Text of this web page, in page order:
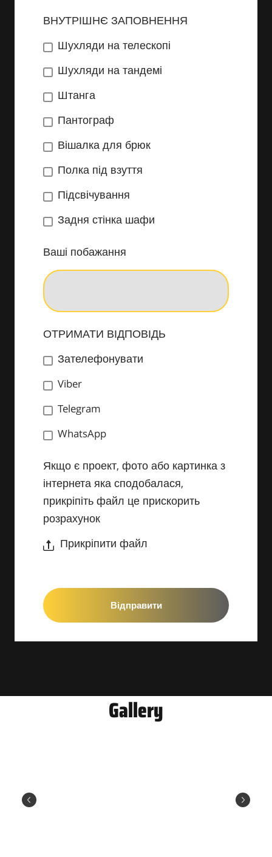
ВНУТРІШНЄ ЗАПОВНЕННЯ
Шухляди на телескопі
Шухляди на тандемі
Штанга
Пантограф
Вішалка для брюк
Полка під взуття
Підсвічування
Задня стінка шафи
Ваші побажання
ОТРИМАТИ ВІДПОВІДЬ
Зателефонувати
Viber
Telegram
WhatsApp
Якщо є проект, фото або картинка з
інтернета яка сподобалася,
прикріпіть файл це прискорить
розрахунок
Прикріпити файл
Відправити
Gallery